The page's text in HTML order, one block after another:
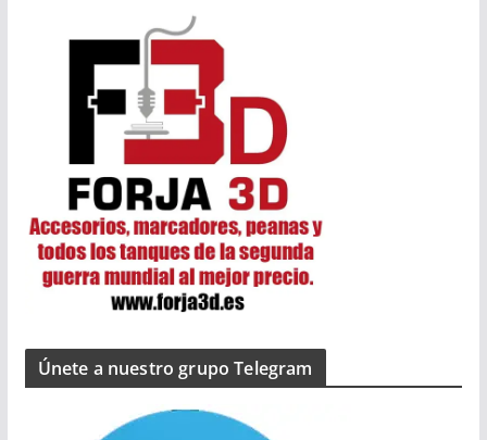
Únete a nuestro grupo Telegram